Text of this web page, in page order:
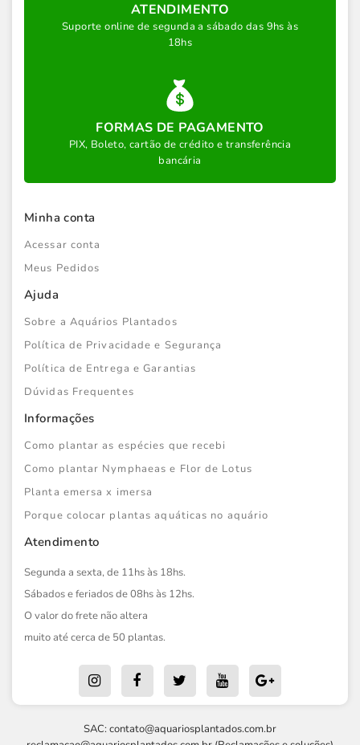
ATENDIMENTO
Suporte online de segunda a sábado das 9hs às
18hs
FORMAS DE PAGAMENTO
PIX, Boleto, cartão de crédito e transferência
bancária
Minha conta
Acessar conta
Meus Pedidos
Ajuda
Sobre a Aquários Plantados
Política de Privacidade e Segurança
Política de Entrega e Garantias
Dúvidas Frequentes
Informações
Como plantar as espécies que recebi
Como plantar Nymphaeas e Flor de Lotus
Planta emersa x imersa
Porque colocar plantas aquáticas no aquário
Atendimento
Segunda a sexta, de 11hs às 18hs.
Sábados e feriados de 08hs às 12hs.
O valor do frete não altera
muito até cerca de 50 plantas.
SAC: contato@aquariosplantados.com.br